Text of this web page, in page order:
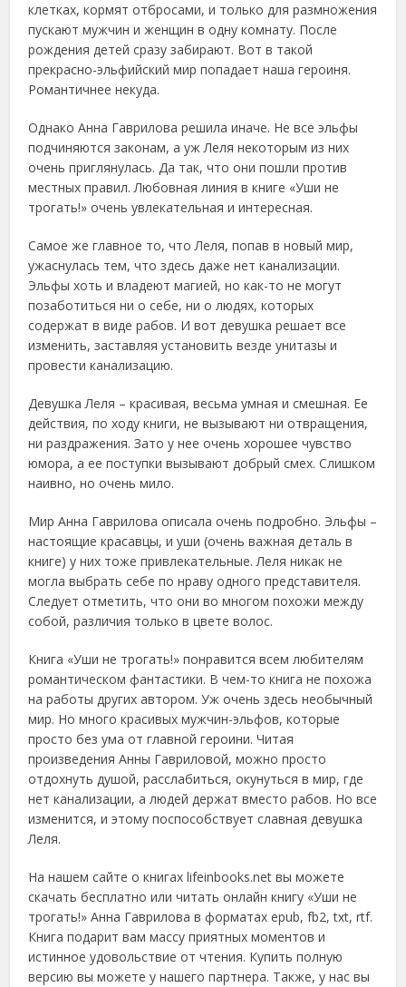
клетках, кормят отбросами, и только для размножения
пускают мужчин и женщин в одну комнату. После
рождения детей сразу забирают. Вот в такой
прекрасно-эльфийский мир попадает наша героиня.
Романтичнее некуда.
Однако Анна Гаврилова решила иначе. Не все эльфы
подчиняются законам, а уж Леля некоторым из них
очень приглянулась. Да так, что они пошли против
местных правил. Любовная линия в книге «Уши не
трогать!» очень увлекательная и интересная.
Самое же главное то, что Леля, попав в новый мир,
ужаснулась тем, что здесь даже нет канализации.
Эльфы хоть и владеют магией, но как-то не могут
позаботиться ни о себе, ни о людях, которых
содержат в виде рабов. И вот девушка решает все
изменить, заставляя установить везде унитазы и
провести канализацию.
Девушка Леля – красивая, весьма умная и смешная. Ее
действия, по ходу книги, не вызывают ни отвращения,
ни раздражения. Зато у нее очень хорошее чувство
юмора, а ее поступки вызывают добрый смех. Слишком
наивно, но очень мило.
Мир Анна Гаврилова описала очень подробно. Эльфы –
настоящие красавцы, и уши (очень важная деталь в
книге) у них тоже привлекательные. Леля никак не
могла выбрать себе по нраву одного представителя.
Следует отметить, что они во многом похожи между
собой, различия только в цвете волос.
Книга «Уши не трогать!» понравится всем любителям
романтическом фантастики. В чем-то книга не похожа
на работы других автором. Уж очень здесь необычный
мир. Но много красивых мужчин-эльфов, которые
просто без ума от главной героини. Читая
произведения Анны Гавриловой, можно просто
отдохнуть душой, расслабиться, окунуться в мир, где
нет канализации, а людей держат вместо рабов. Но все
изменится, и этому поспособствует славная девушка
Леля.
На нашем сайте о книгах lifeinbooks.net вы можете
скачать бесплатно или читать онлайн книгу «Уши не
трогать!» Анна Гаврилова в форматах epub, fb2, txt, rtf.
Книга подарит вам массу приятных моментов и
истинное удовольствие от чтения. Купить полную
версию вы можете у нашего партнера. Также, у нас вы